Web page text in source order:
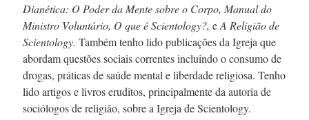
Dianética: O Poder da Mente sobre o Corpo, Manual do
Ministro Voluntário, O que é Scientology?, eA Religião de
Scientology. Também tenho lido publicações da Igreja que
abordam questões sociais correntes incluindo o consumo de
drogas, práticas de saúde mental e liberdade religiosa. Tenho
lido artigos e livros eruditos, principalmente da autoria de
sociólogos de religião, sobre a Igreja de Scientology.